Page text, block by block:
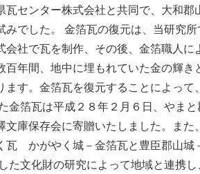
センター株式会社と共同で、大和郡
でした。 金箔瓦の復元は、当研究
社で瓦を制作、その後、金箔職人に
年間、地中に埋もれていた金の輝き
す。金箔瓦を復元することによって
金箔瓦は平成２８年２月６日、やま
庫保存会に寄贈いたしました。また
かがやく城－金箔瓦と豊臣郡山城
た文化財の研究によって地域と連携